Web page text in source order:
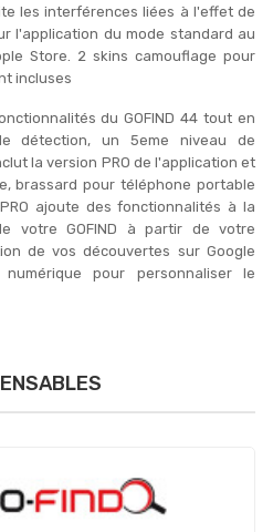
les interférences liées à l'effet de
l'application du mode standard au
Store. 2 skins camouflage pour
incluses
du GOFIND 44 tout en
détection, un 5eme niveau de
la version PRO de l'application et
brassard pour téléphone portable
ajoute des fonctionnalités à la
votre GOFIND à partir de votre
de vos découvertes sur Google
pour personnaliser le